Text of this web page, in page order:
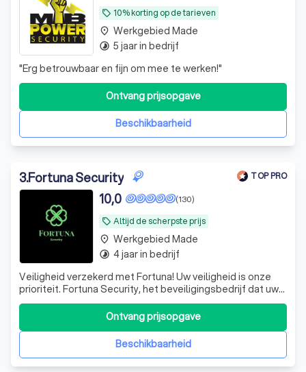
local_offer 10% korting op de tarieven
"Erg betrouwbaar en fijn om mee te werken!"
Beschikbaarheid
Ontvang prijsopgave
place Werkgebied Made
timelapse 5 jaar in bedrijf
3.Fortuna Security TOP PRO
local_offer Altijd de scherpste prijs
(130)
10,0
Veiligheid verzekerd met Fortuna! Uw veiligheid is onze
prioriteit. Fortuna Security, het beveiligingsbedrijf dat uw
gemoedsrust herstelt door u te voorzien van
professionele, op maat gemaakte en betrouwbare
beveiligingsoplossingen. En op maat gemaakte bedoelen
we ook echt op maat gemaakt. We hebben
Beschikbaarheid
Ontvang prijsopgave
place Werkgebied Made
timelapse 4 jaar in bedrijf